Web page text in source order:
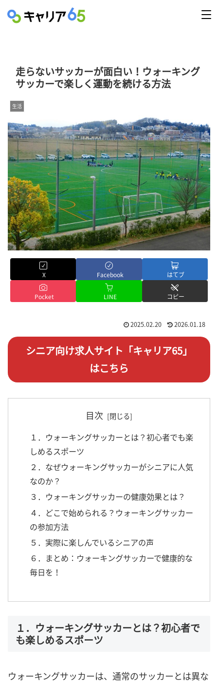
走らないサッカーが面白い！ウォーキング
サッカーで楽しく運動を続ける方法
生活
X Facebook はてブ
Pocket LINE コピー
2025.02.20 2026.01.18
シニア向け求人サイト「キャリア65」
はこちら
目次
１．ウォーキングサッカーとは？初心者でも楽
しめるスポーツ
２．なぜウォーキングサッカーがシニアに人気
なのか？
３．ウォーキングサッカーの健康効果とは？
４．どこで始められる？ウォーキングサッカー
の参加方法
５．実際に楽しんでいるシニアの声
６．まとめ：ウォーキングサッカーで健康的な
毎日を！
１．ウォーキングサッカーとは？初心者で
も楽しめるスポーツ
ウォーキングサッカーは、通常のサッカーとは異な